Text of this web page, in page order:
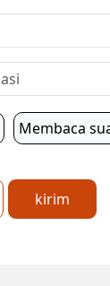
Membaca
kirim